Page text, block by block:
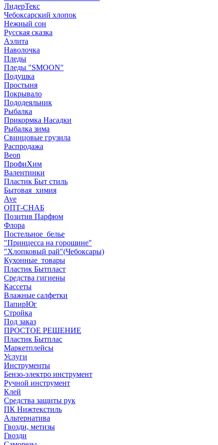
ЛидерТекс
Чебоксарский хлопок
Нежный сон
Русская сказка
Аэлита
Наволочка
Пледы
Пледы "SMOON"
Подушка
Простыня
Покрывало
Пододеяльник
Рыбалка
Прикормка Насадки
Рыбалка зима
Свинцовые грузила
Распродажа
Beon
ПрофиХим
Валентинки
Пластик Быт стиль
Бытовая_химия
Ave
ОПТ-СНАБ
Позитив Парфюм
Флора
Постельное_белье
"Принцесса на горошине"
"Хлопковый рай"(Чебоксары)
Кухонные_товары
Пластик Бытпласт
Средства гигиены
Кассеты
Влажные салфетки
ПапирЮг
Стройка
Под заказ
ПРОСТОЕ РЕШЕНИЕ
Пластик Бытплас
Маркетплейсы
Услуги
Инструменты
Бензо-электро инструмент
Ручной инструмент
Клей
Средства защиты рук
ПК Нижтекстиль
Альтернатива
Гвозди, метизы
Гвозди